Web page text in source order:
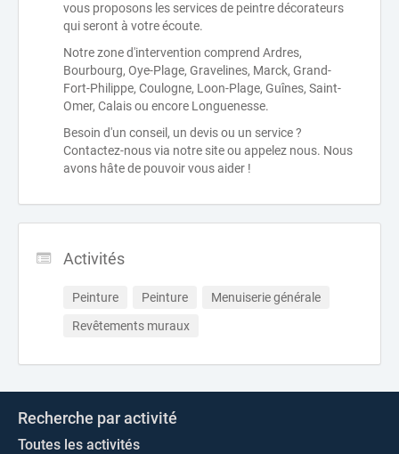
vous proposons les services de peintre décorateurs
qui seront à votre écoute.
Notre zone d'intervention comprend Ardres,
Bourbourg, Oye-Plage, Gravelines, Marck, Grand-
Fort-Philippe, Coulogne, Loon-Plage, Guînes, Saint-
Omer, Calais ou encore Longuenesse.
Besoin d'un conseil, un devis ou un service ?
Contactez-nous via notre site ou appelez nous. Nous
avons hâte de pouvoir vous aider !
Activités
Peinture Peinture
Menuiserie générale
Revêtements muraux
Recherche par activité
Toutes les activités